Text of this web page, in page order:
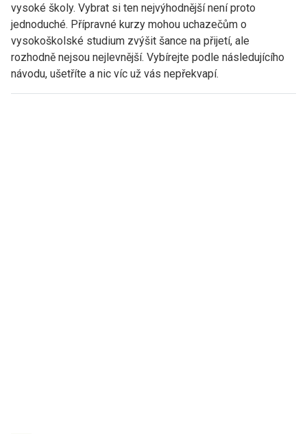
vysoké školy. Vybrat si ten nejvýhodnější není proto
jednoduché. Přípravné kurzy mohou uchazečům o
vysokoškolské studium zvýšit šance na přijetí, ale
rozhodně nejsou nejlevnější. Vybírejte podle následujícího
návodu, ušetříte a nic víc už vás nepřekvapí.